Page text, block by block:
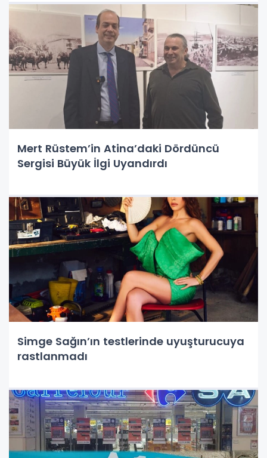
Mert Rüstem’in Atina’daki Dördüncü
Sergisi Büyük İlgi Uyandırdı
Simge Sağın’ın testlerinde uyuşturucuya
rastlanmadı